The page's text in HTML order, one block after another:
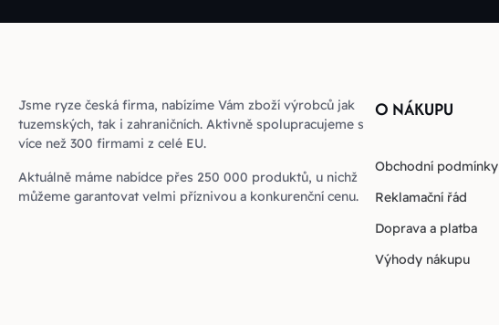
Jsme ryze česká firma, nabízíme Vám zboží výrobců jak
tuzemských, tak i zahraničních. Aktivně spolupracujeme s
více než 300 firmami z celé EU.
Aktuálně máme nabídce přes 250 000 produktů, u nichž
můžeme garantovat velmi příznivou a konkurenční cenu.
O NÁKUPU
Obchodní podmínky
Reklamační řád
Doprava a platba
Výhody nákupu